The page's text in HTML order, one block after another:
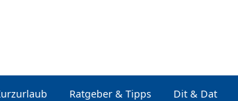
Ratgeber & Tipps Dit & Dat